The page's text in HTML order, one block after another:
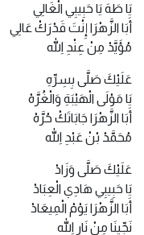
يَا طَهَ يَا حَبِيبِي الْغَالِي
أَبَا الزَّهْرَا إِنْتَ قَدْرَكْ عَالِي
مُؤَيَّدْ مِنْ عِنْدِ اللهِ
عَلَيْكَ صَلَّى بِسِرِّهِ
يَا مَوْلَى الْهَيْبَةِ وَالْغُرَّهْ
أَبَا الزَّهْرَا جَابَاتَكْ حُرَّهْ
مُحَمَّدْ بْنْ عَبْدِ اللهِ
عَلَيْكَ صَلَّى وَزَادْ
يَا حَبِيبِي هَادِي الْعِبَادْ
أَبَا الزَّهْرَا يَوْمْ الْمِيعَادْ
نَجِّينَا مِنْ نَارِ اللهِ